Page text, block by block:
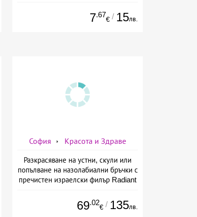
7.67
€ / 15лв.
София Красота и Здраве
Разкрасяване на устни, скули или
попълване на назолабиални бръчки с
пречистен израелски филър Radiant
69.02
€ / 135лв.